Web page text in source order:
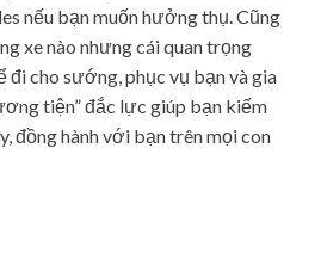
nếu bạn muốn hưởng thụ. Cũng
xe nào nhưng cái quan trọng
đi cho sướng, phục vụ bạn và gia
tiện” đắc lực giúp bạn kiếm
đồng hành với bạn trên mọi con